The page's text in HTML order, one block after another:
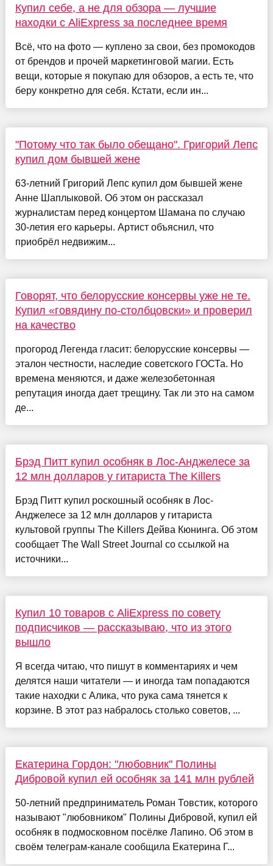
Купил себе, а не для обзора — лучшие
находки с AliExpress за последнее время
Всё, что на фото — куплено за свои, без промокодов
от брендов и прочей маркетинговой магии. Есть
вещи, которые я покупаю для обзоров, а есть те, что
беру конкретно для себя. Кстати, если ин...
"Потому что так было обещано". Григорий Лепс
купил дом бывшей жене
63-летний Григорий Лепс купил дом бывшей жене
Анне Шаплыковой. Об этом он рассказал
журналистам перед концертом Шамана по случаю
30-летия его карьеры. Артист объяснил, что
приобрёл недвижим...
Говорят, что белорусские консервы уже не те.
Купил «говядину по-столбцовски» и проверил
на качество
прогород Легенда гласит: белорусские консервы —
эталон честности, наследие советского ГОСТа. Но
времена меняются, и даже железобетонная
репутация иногда дает трещину. Так ли это на самом
де...
Брэд Питт купил особняк в Лос-Анджелесе за
12 млн долларов у гитариста The Killers
Брэд Питт купил роскошный особняк в Лос-
Анджелесе за 12 млн долларов у гитариста
культовой группы The Killers Дейва Кюнинга. Об этом
сообщает The Wall Street Journal со ссылкой на
источники...
Купил 10 товаров с AliExpress по совету
подписчиков — рассказываю, что из этого
вышло
Я всегда читаю, что пишут в комментариях и чем
делятся наши читатели — и иногда там попадаются
такие находки с Алика, что рука сама тянется к
корзине. В этот раз набралось столько советов, ...
Екатерина Гордон: "любовник" Полины
Дибровой купил ей особняк за 141 млн рублей
50-летний предприниматель Роман Товстик, которого
называют "любовником" Полины Дибровой, купил ей
особняк в подмосковном посёлке Лапино. Об этом в
своём телеграм-канале сообщила Екатерина Г...